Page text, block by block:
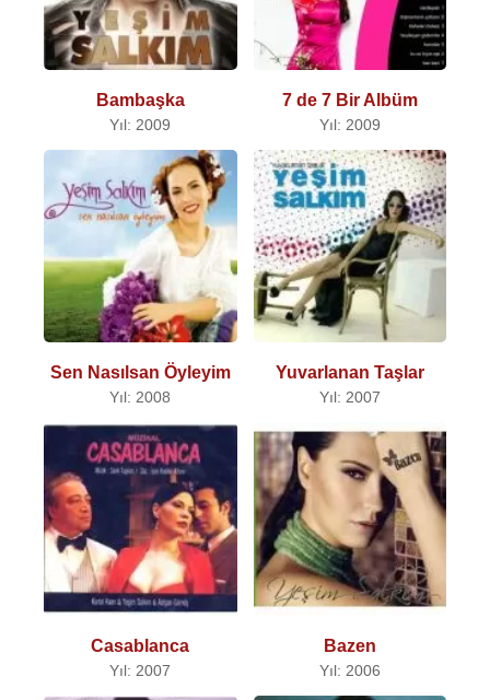
Bambaşka
Yıl: 2009
7 de 7 Bir Albüm
Yıl: 2009
Sen Nasılsan Öyleyim
Yıl: 2008
Yuvarlanan Taşlar
Yıl: 2007
Casablanca
Yıl: 2007
Bazen
Yıl: 2006